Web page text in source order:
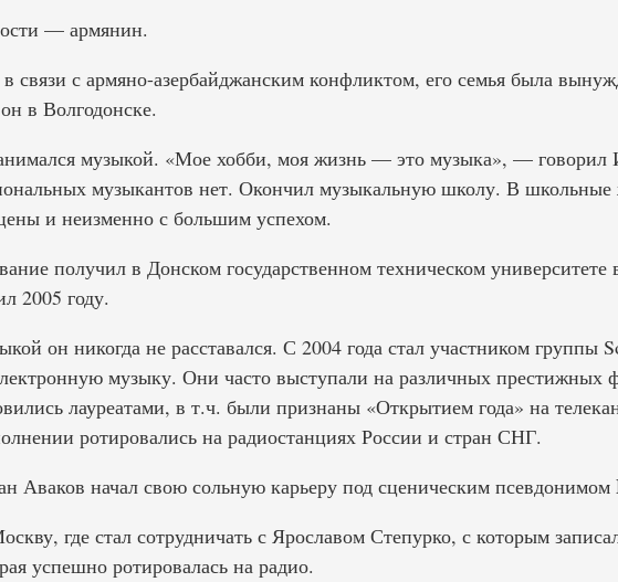
— армянин.
связи с армяно-азербайджанским конфликтом, его семья была
в Волгодонске.
музыкой. «Мое хобби, моя жизнь — это музыка», — говорил
музыкантов нет. Окончил музыкальную школу. В школьные
и неизменно с большим успехом.
получил в Донском государственном техническом университете
2005 году.
он никогда не расставался. С 2004 года стал участником группы
музыку. Они часто выступали на различных престижных
лауреатами, в т.ч. были признаны «Открытием года» на
ротировались на радиостанциях России и стран СНГ.
Аваков начал свою сольную карьеру под сценическим псевдонимом
где стал сотрудничать с Ярославом Степурко, с которым
успешно ротировалась на радио.